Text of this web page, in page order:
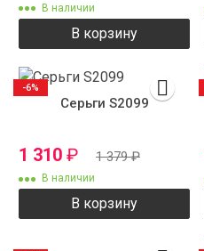
В наличии
В корзину
Серьги S2099
1 310 ₽ 1 379₽
В наличии
В корзину
-6%